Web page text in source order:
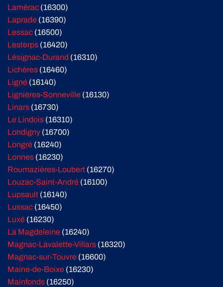
Lamérac (16300)
Laprade (16390)
Lessac (16500)
Lesterps (16420)
Lésignac-Durand (16310)
Lichères (16460)
Ligné (16140)
Lignières-Sonneville (16130)
Linars (16730)
Le Lindois (16310)
Londigny (16700)
Longré (16240)
Lonnes (16230)
Roumazières-Loubert (16270)
Louzac-Saint-André (16100)
Lupsault (16140)
Lussac (16450)
Luxé (16230)
La Magdeleine (16240)
Magnac-Lavalette-Villars (16320)
Magnac-sur-Touvre (16600)
Maine-de-Boixe (16230)
Mainfonds (16250)